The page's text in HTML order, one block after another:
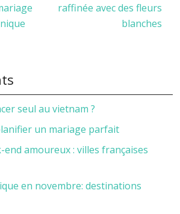
raffinée avec des fleurs
blanches
seul au vietnam ?
un mariage parfait
amoureux : villes françaises
en novembre: destinations